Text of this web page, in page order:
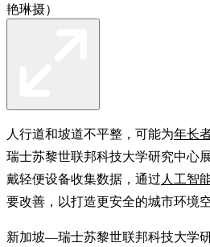
艳琳摄）
人行道和坡道不平整，可能为年长
瑞士苏黎世联邦科技大学研究中心
戴轻便设备收集数据，通过 人工智
要改善，以打造更安全的城市环境空
新加坡—瑞士苏黎世联邦科技大学